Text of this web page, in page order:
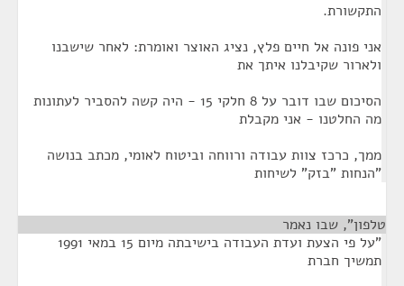
התקשורת.
אני פונה אל חיים פלץ, נציג האוצר ואומרת: לאחר שישבנו
ולארור שקיבלנו איתך את
הסיכום שבו דובר על 8 חלקי 15 - היה קשה להסביר לעתונות
מה החלטנו - אני מקבלת
ממך, כרכז צוות עבודה ורווחה וביטוח לאומי, מכתב בנושה
"הנחות "בזק" לשיחות
טלפון", שבו נאמר
"על פי הצעת ועדת העבודה בישיבתה מיום 15 במאי 1991
תמשיך חברת